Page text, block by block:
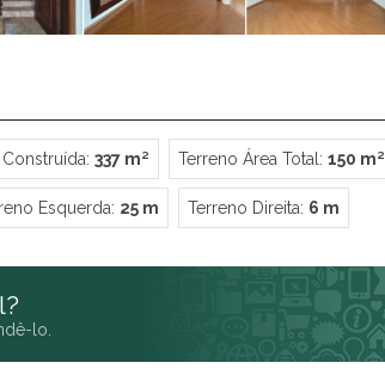
Res. Smart Flat Hotel Residence
Residencial Vila SuiÇa
Rubi
Santa Tereza I
Spazio Club
337 m² Terreno Área Total: 150 m²
Esquerda: 25 m Terreno Direita: 6 m
lo.